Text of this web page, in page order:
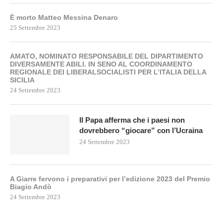
È morto Matteo Messina Denaro
25 Settembre 2023
AMATO, NOMINATO RESPONSABILE DEL DIPARTIMENTO
DIVERSAMENTE ABILI. IN SENO AL COORDINAMENTO
REGIONALE DEI LIBERALSOCIALISTI PER L’ITALIA DELLA
SICILIA
24 Settembre 2023
Il Papa afferma che i paesi non
dovrebbero “giocare” con l’Ucraina
24 Settembre 2023
A Giarre fervono i preparativi per l’edizione 2023 del Premio
Biagio Andò
24 Settembre 2023